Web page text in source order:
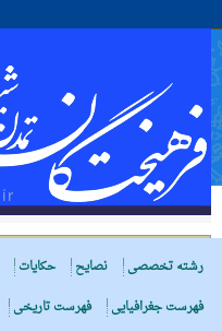
رشته تخصصی
نصایح حکایات
فهرست جغرافیایی
فهرست تاریخی